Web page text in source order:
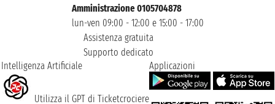
Amministrazione 0105704878
lun-ven 09:00 - 12:00 e 15:00 - 17:00
Assistenza gratuita
Supporto dedicato
Intelligenza Artificiale
Utilizza il GPT di Ticketcrociere
Applicazioni